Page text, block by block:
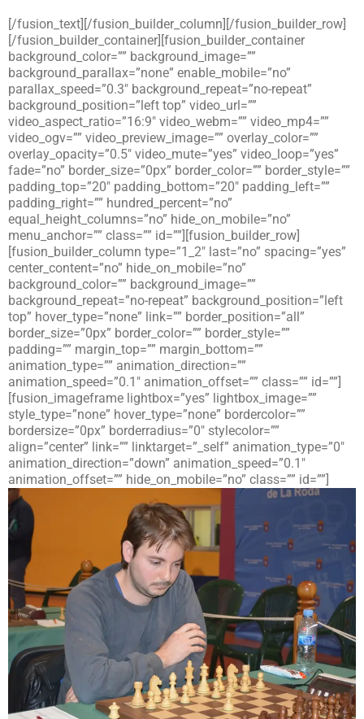
[/fusion_text][/fusion_builder_column][/fusion_builder_row]
[/fusion_builder_container][fusion_builder_container
background_color=”” background_image=””
background_parallax=”none” enable_mobile=”no”
parallax_speed=”0.3″ background_repeat=”no-repeat”
background_position=”left top” video_url=””
video_aspect_ratio=”16:9″ video_webm=”” video_mp4=””
video_ogv=”” video_preview_image=”” overlay_color=””
overlay_opacity=”0.5″ video_mute=”yes” video_loop=”yes”
fade=”no” border_size=”0px” border_color=”” border_style=””
padding_top=”20″ padding_bottom=”20″ padding_left=””
padding_right=”” hundred_percent=”no”
equal_height_columns=”no” hide_on_mobile=”no”
menu_anchor=”” class=”” id=””][fusion_builder_row]
[fusion_builder_column type=”1_2″ last=”no” spacing=”yes”
center_content=”no” hide_on_mobile=”no”
background_color=”” background_image=””
background_repeat=”no-repeat” background_position=”left
top” hover_type=”none” link=”” border_position=”all”
border_size=”0px” border_color=”” border_style=””
padding=”” margin_top=”” margin_bottom=””
animation_type=”” animation_direction=””
animation_speed=”0.1″ animation_offset=”” class=”” id=””]
[fusion_imageframe lightbox=”yes” lightbox_image=””
style_type=”none” hover_type=”none” bordercolor=””
bordersize=”0px” borderradius=”0″ stylecolor=””
align=”center” link=”” linktarget=”_self” animation_type=”0″
animation_direction=”down” animation_speed=”0.1″
animation_offset=”” hide_on_mobile=”no” class=”” id=””]